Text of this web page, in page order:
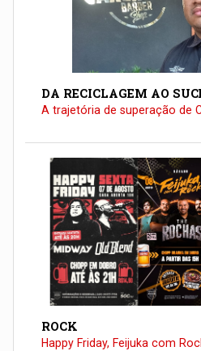
DA RECICLAGEM AO
A trajetória de superação de
ROCK
Happy Friday, Feijuka com